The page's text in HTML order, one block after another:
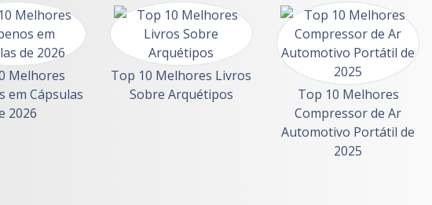
Melhores
em Cápsulas
2026
Top 10 Melhores Livros
Sobre Arquétipos
Top 10 Melhores
Compressor de Ar
Automotivo Portátil de
2025